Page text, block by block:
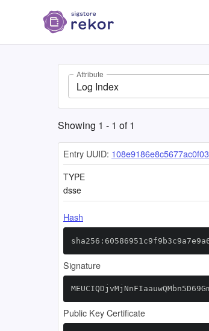
Attribute
Log Index
Showing 1 - 1 of1
Entry UUID:
TYPE
dsse
Hash
Signature
Public Key Certificate